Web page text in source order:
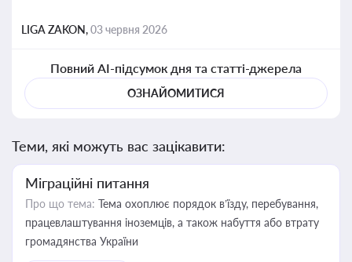
LIGA ZAKON,03 червня 2026
Повний AI-підсумок дня та статті-джерела
ОЗНАЙОМИТИСЯ
Теми, які можуть вас зацікавити:
Міграційні питання
Про що тема: Тема охоплює порядок в’їзду, перебування,
працевлаштування іноземців, а також набуття або втрату
громадянства України